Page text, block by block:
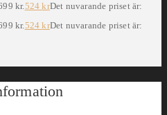
kr.524krDet nuvarande priset är:
kr.524krDet nuvarande priset är: